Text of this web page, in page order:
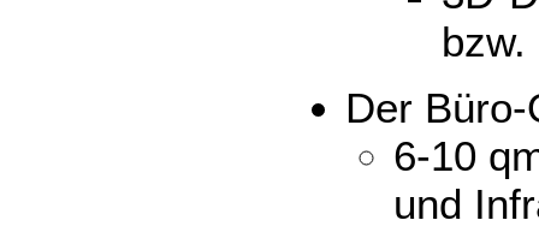
Der
6-10
und